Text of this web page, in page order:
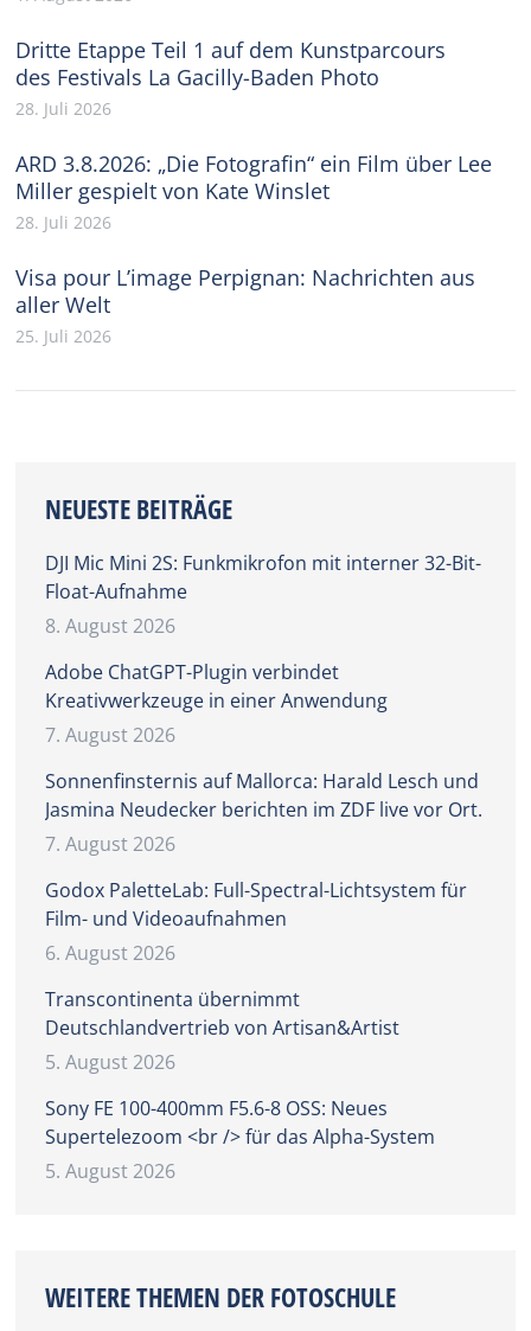
Dritte Etappe Teil 1 auf dem Kunstparcours
des Festivals La Gacilly-Baden Photo
28. Juli 2026
ARD 3.8.2026: „Die Fotografin“ ein Film über Lee
Miller gespielt von Kate Winslet
28. Juli 2026
Visa pour L’image Perpignan: Nachrichten aus
aller Welt
25. Juli 2026
NEUESTE BEITRÄGE
DJI Mic Mini 2S: Funkmikrofon mit interner 32-Bit-
Float-Aufnahme
8. August 2026
Adobe ChatGPT-Plugin verbindet
Kreativwerkzeuge in einer Anwendung
7. August 2026
Sonnenfinsternis auf Mallorca: Harald Lesch und
Jasmina Neudecker berichten im ZDF live vor Ort.
7. August 2026
Godox PaletteLab: Full-Spectral-Lichtsystem für
Film- und Videoaufnahmen
6. August 2026
Transcontinenta übernimmt
Deutschlandvertrieb von Artisan&Artist
5. August 2026
Sony FE 100-400mm F5.6-8 OSS: Neues
Supertelezoom <br /> für das Alpha-System
5. August 2026
WEITERE THEMEN DER FOTOSCHULE